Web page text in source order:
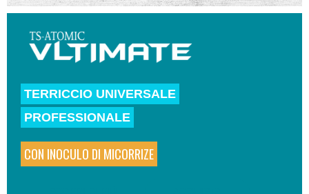
TERRICCIO UNIVERSALE
PROFESSIONALE
CON INOCULO DI MICORRIZE